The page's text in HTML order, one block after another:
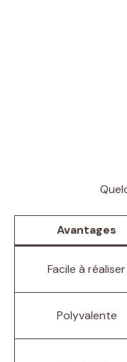
Avantages
Facile à réaliser
Polyvalente